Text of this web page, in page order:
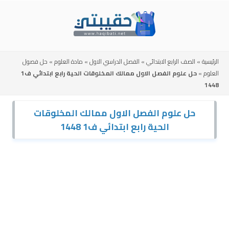
الرئيسية» الصف الرابع الابتدائي» الفصل الدراسي الاول» مادة العلوم» حل فصول
العلوم»
حل علوم الفصل الاول ممالك المخلوقات الحية رابع ابتدائي ف1
1448
حل علوم الفصل الاول ممالك المخلوقات
الحية رابع ابتدائي ف1 1448